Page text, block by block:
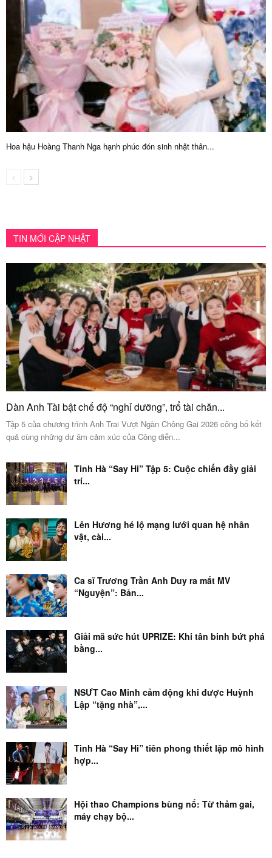
Hoa hậu Hoàng Thanh Nga hạnh phúc đón sinh nhật thân...
TIN MỚI CẬP NHẬT
Dàn Anh Tài bật chế độ “nghỉ dưỡng”, trổ tài chăn...
Tập 5 của chương trình Anh Trai Vượt Ngàn Chông Gai 2026 công bố kết
quả cùng những dư âm cảm xúc của Công diễn...
Tinh Hà “Say Hi” Tập 5: Cuộc chiến đầy giải
trí...
Lên Hương hé lộ mạng lưới quan hệ nhân
vật, cài...
Ca sĩ Trương Trần Anh Duy ra mắt MV
“Nguyện”: Bản...
Giải mã sức hút UPRIZE: Khi tân binh bứt phá
bằng...
NSƯT Cao Minh cảm động khi được Huỳnh
Lập “tặng nhà”,...
Tinh Hà “Say Hi” tiên phong thiết lập mô hình
hợp...
Hội thao Champions bùng nổ: Từ thảm gai,
máy chạy bộ...